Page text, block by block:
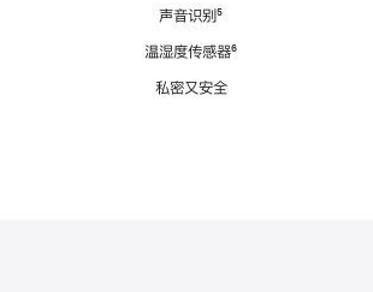
声音识别脚
⁵
温湿度传感器脚
⁶
私密又安全